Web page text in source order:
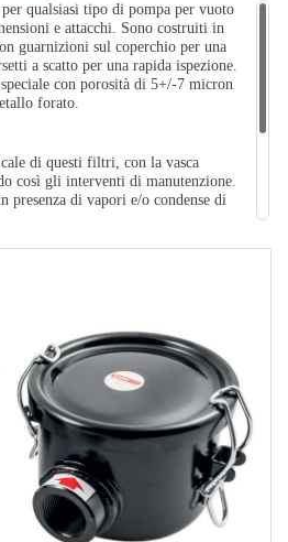
qualsiasi tipo di pompa per vuoto
e attacchi. Sono costruiti in
guarnizioni sul coperchio per una
a scatto per una rapida ispezione.
con porosità di 5+/-7 micron
forato.
di questi filtri, con la vasca
così gli interventi di manutenzione.
di vapori e/o condense di
e procedere alla sostituzione della